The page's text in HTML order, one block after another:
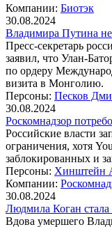
Компании: Биотэк
30.08.2024
Владимира Путина
Пресс-секретарь
заявил, что Улан-
по ордеру
визита в Монголию.
Персоны: Песков
30.08.2024
Роскомнадзор
Российские власти
ограничения, хотя
заблокированных и
Персоны: Хинштейн
Компании:
30.08.2024
Людмила Коган
Вдова умершего